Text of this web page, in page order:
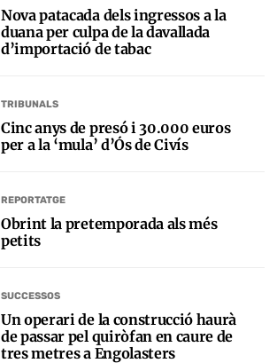
Nova patacada dels ingressos a la
duana per culpa de la davallada
d’importació de tabac
TRIBUNALS
Cinc anys de presó i 30.000 euros
per a la ‘mula’ d’Ós de Civís
REPORTATGE
Obrint la pretemporada als més
petits
SUCCESSOS
Un operari de la construcció haurà
de passar pel quiròfan en caure de
tres metres a Engolasters